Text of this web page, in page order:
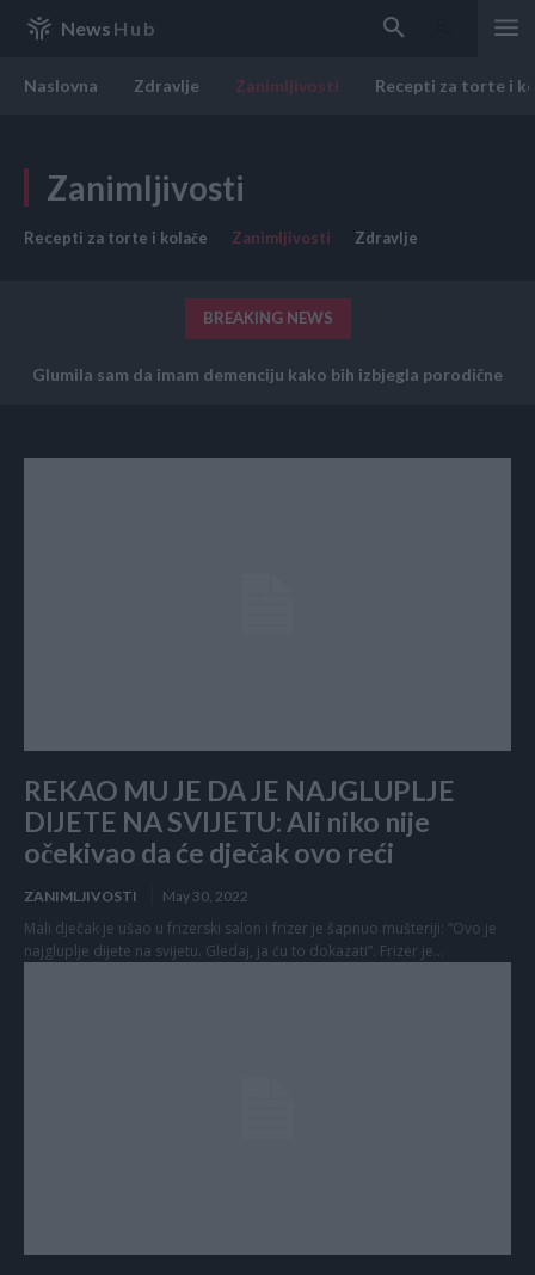
News Hub
Naslovna Zdravlje Zanimljivosti Recepti za torte i
Zanimljivosti
Recepti za torte i kolače Zanimljivosti Zdravlje
BREAKING NEWS
Glumila sam da imam demenciju kako bih izbjegla porodične
REKAO MU JE DA JE NAJGLUPLJE
DIJETE NA SVIJETU: Ali niko nije
očekivao da će dječak ovo reći
ZANIMLJIVOSTI May 30, 2022
Mali dječak je ušao u frizerski salon i frizer je šapnuo mušteriji: “Ovo je
najgluplje dijete na svijetu. Gledaj, ja ću to dokazati”. Frizer je...